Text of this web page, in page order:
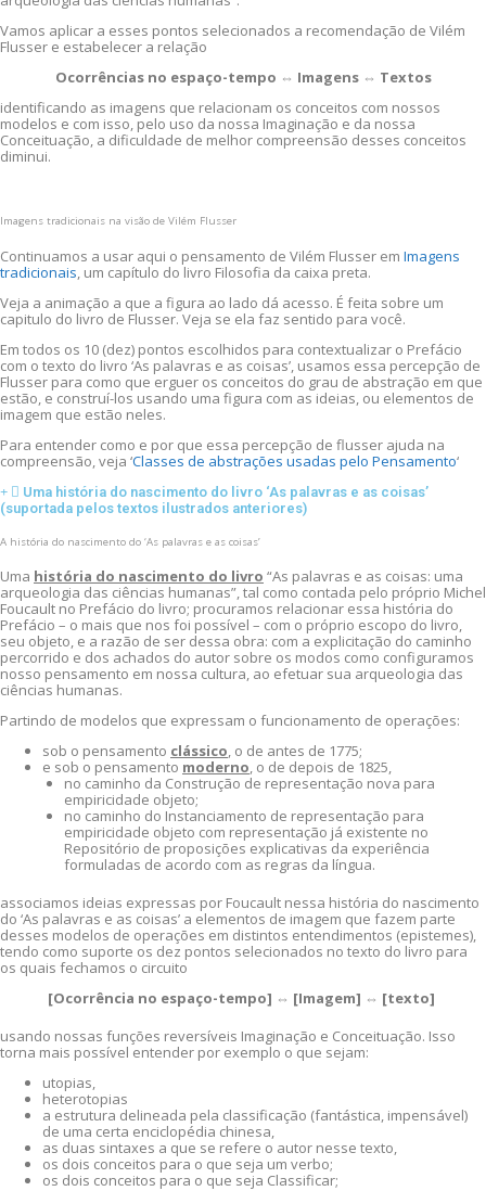
Vamos aplicar a esses pontos selecionados a recomendação de Vilém
Flusser e estabelecer a relação
Ocorrências no espaço-tempo ⇔ Imagens ⇔ Textos
identificando as imagens que relacionam os conceitos com nossos
modelos e com isso, pelo uso da nossa Imaginação e da nossa
Conceituação, a dificuldade de melhor compreensão desses conceitos
diminui.
Imagens tradicionais na visão de Vilém Flusser
Continuamos a usar aqui o pensamento de Vilém Flusser em Imagens
tradicionais , um capítulo do livro Filosofia da caixa preta.
Veja a animação a que a figura ao lado dá acesso. É feita sobre um
capitulo do livro de Flusser. Veja se ela faz sentido para você.
Em todos os 10 (dez) pontos escolhidos para contextualizar o Prefácio
com o texto do livro ‘As palavras e as coisas’, usamos essa percepção de
Flusser para como que erguer os conceitos do grau de abstração em que
estão, e construí-los usando uma figura com as ideias, ou elementos de
imagem que estão neles.
Para entender como e por que essa percepção de flusser ajuda na
compreensão, veja ‘Classes de abstrações usadas pelo Pensamento‘
Uma história do nascimento do livro ‘As palavras e as coisas’
(suportada pelos textos ilustrados anteriores)
A história do nascimento do ‘As palavras e as coisas’
Uma história do nascimento do livro “As palavras e as coisas: uma
arqueologia das ciências humanas”, tal como contada pelo próprio Michel
Foucault no Prefácio do livro; procuramos relacionar essa história do
Prefácio – o mais que nos foi possível – com o próprio escopo do livro,
seu objeto, e a razão de ser dessa obra: com a explicitação do caminho
percorrido e dos achados do autor sobre os modos como configuramos
nosso pensamento em nossa cultura, ao efetuar sua arqueologia das
ciências humanas.
Partindo de modelos que expressam o funcionamento de operações:
sob o pensamento clássico, o de antes de 1775;
e sob o pensamento moderno, o de depois de 1825,
no caminho da Construção de representação nova para
empiricidade objeto;
no caminho do Instanciamento de representação para
empiricidade objeto com representação já existente no
Repositório de proposições explicativas da experiência
formuladas de acordo com as regras da língua.
associamos ideias expressas por Foucault nessa história do nascimento
do ‘As palavras e as coisas’ a elementos de imagem que fazem parte
desses modelos de operações em distintos entendimentos (epistemes),
tendo como suporte os dez pontos selecionados no texto do livro para
os quais fechamos o circuito
[Ocorrência no espaço-tempo] ⇔ [Imagem] ⇔ [texto]
usando nossas funções reversíveis Imaginação e Conceituação. Isso
torna mais possível entender por exemplo o que sejam:
utopias,
heterotopias
a estrutura delineada pela classificação (fantástica, impensável)
de uma certa enciclopédia chinesa,
as duas sintaxes a que se refere o autor nesse texto,
os dois conceitos para o que seja um verbo;
os dois conceitos para o que seja Classificar;